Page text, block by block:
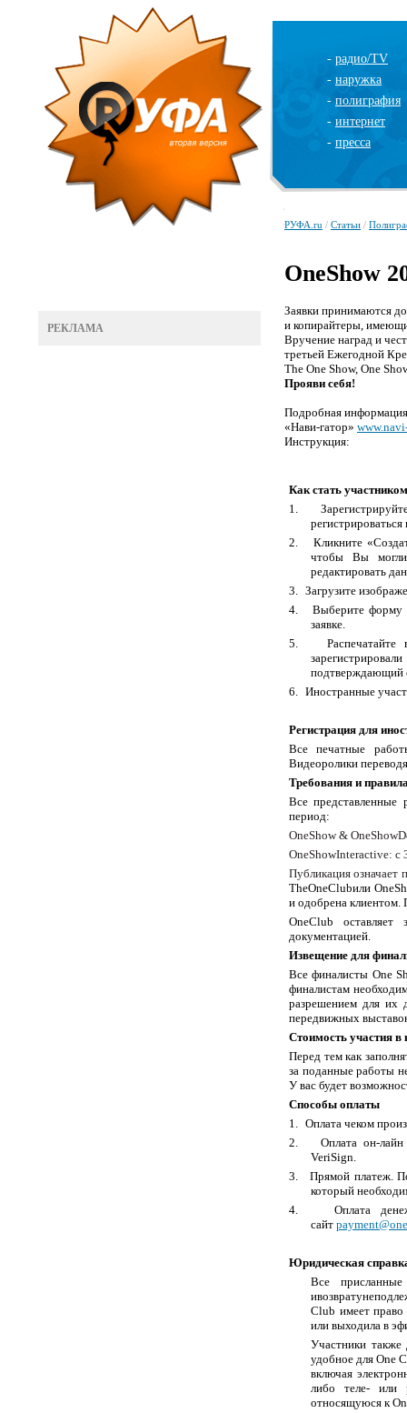
- радио/TV
- наружка
- полиграфия
- интернет
- пресса
РЕКЛАМА
РУФА.ru / Статьи /
OneShow
Заявки принимаются
и копирайтеры,
Вручение наград и
третьей Ежегодной
The One Show, One
Прояви себя!
Подробная
«Нави-гатор»
Инструкция:
Как стать
1.
2.
Кликните
чтобы Вы могли
редактировать
3.
Загрузите
4.
Выберите форму
заявке.
5.
подтверждающий
6.
Иностранные
Регистрация для
Все печатные
Видеоролики
Требования и
Все
период:
OneShow& OneShow
OneShowInteractive: с
Публикация означает
TheOneClubили One
и одобрена клиентом.
OneClub оставляет
документацией.
Извещение для
Все финалисты One
финалистам
разрешением для их
передвижных
Стоимость участия в
Перед тем как
за поданные работы
У вас будет
Способы оплаты
1.
Оплата чеком
2.
Оплата он-
VeriSign
3.
Прямой платеж.
который
4.
Оплата
сайт
Юридическая
Все
ивозвратуне
Club имеет право
или выходила в
Участники также
удобное для One
включая
либо теле- или
относящуюся к